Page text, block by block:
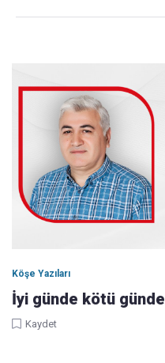
Köşe Yazıları
İyi günde kötü günde
Kaydet